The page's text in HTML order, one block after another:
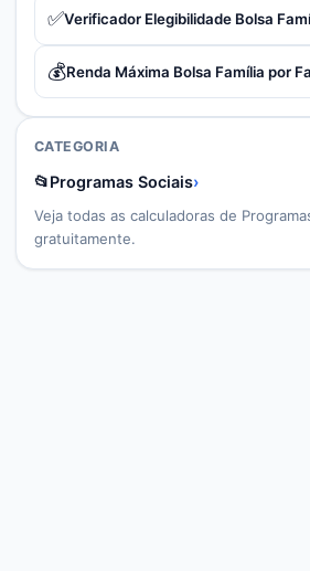
✅Verificador Elegibilidade Bolsa
💰Renda Máxima Bolsa Família por
CATEGORIA
📂Programas Sociais›
Veja todas as calculadoras de
gratuitamente.